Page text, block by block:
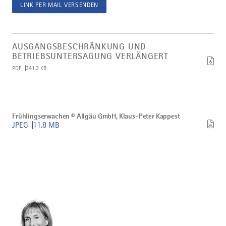
LINK PER MAIL VERSENDEN
AUSGANGSBESCHRÄNKUNG UND
BETRIEBSUNTERSAGUNG VERLÄNGERT
PDF 341.3 KB
Ausgangsbeschränkung
und
Betriebsuntersagung
verlängert
Frühlingserwachen © Allgäu GmbH, Klaus-Peter Kappest
JPEG
11.8 MB
©
Allgäu